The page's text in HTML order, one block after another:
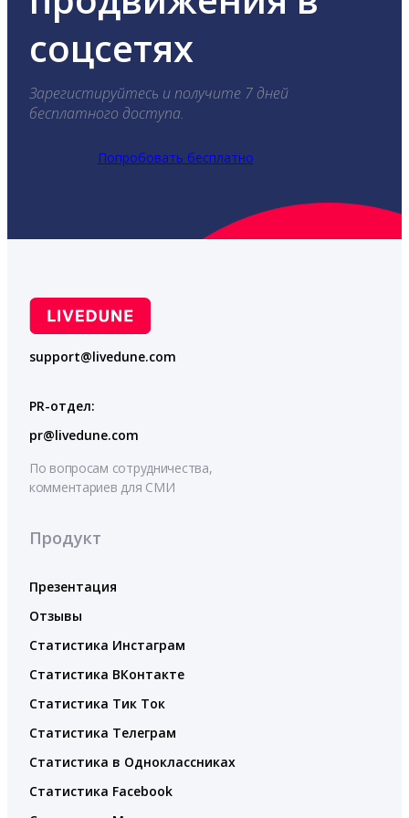
соцсетях
Зарегистируйтесь и получите 7 дней
бесплатного доступа.
Попробовать бесплатно
support@livedune.com
PR-отдел:
pr@livedune.com
По вопросам сотрудничества,
комментариев для СМИ
Продукт
Презентация
Отзывы
Статистика Инстаграм
Статистика ВКонтакте
Статистика Тик Ток
Статистика Телеграм
Статистика в Одноклассниках
Статистика Facebook